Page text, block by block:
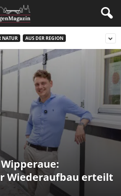
NATUR AUS DER REGION
Wiederaufbau erteilt